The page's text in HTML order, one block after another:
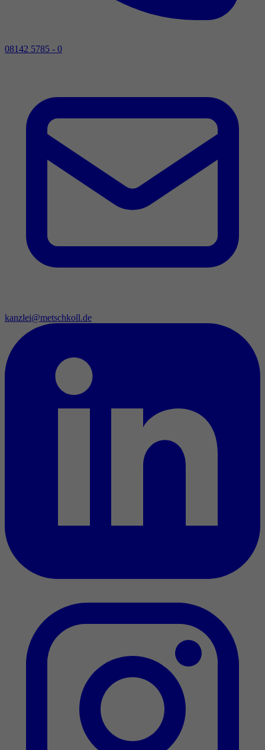
08142 5785 - 0
kanzlei@metschkoll.de